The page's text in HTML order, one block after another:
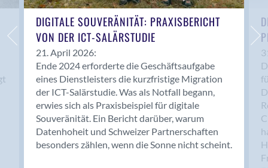
Bolligen
Bonaduz
Bonstetten
Bottighofen
Bremgarten bei Bern
Brig-Glis
Bronschhofen
Brugg
DIGITALE SOUVERÄNITÄT: PRAXISBERICHT
VON DER ICT-SALÄRSTUDIE
21. April 2026:
Ende 2024 erforderte die Geschäftsaufgabe
eines Dienstleisters die kurzfristige Migration
der ICT-Salärstudie. Was als Notfall begann,
erwies sich als Praxisbeispiel für digitale
Souveränität. Ein Bericht darüber, warum
Datenhoheit und Schweizer Partnerschaften
besonders zählen, wenn die Sonne nicht scheint.